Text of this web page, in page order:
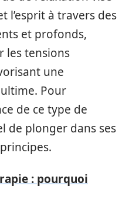
l’esprit à travers des
et profonds,
les tensions
une
Pour
de ce type de
de plonger dans ses
: pourquoi